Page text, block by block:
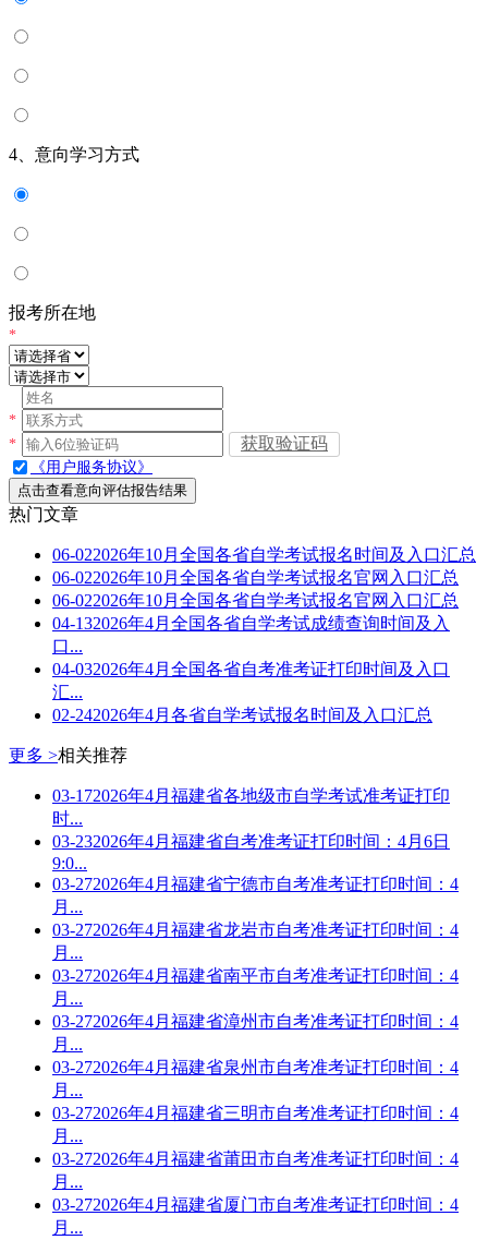
4、意向学习方式
报考所在地
*
*
*
获取验证码
《用户服务协议》
点击查看意向评估报告结果
热门文章
06-022026年10月全国各省自学考试报名时间及入口汇总
06-022026年10月全国各省自学考试报名官网入口汇总
06-022026年10月全国各省自学考试报名官网入口汇总
04-132026年4月全国各省自学考试成绩查询时间及入
口...
04-032026年4月全国各省自考准考证打印时间及入口
汇...
02-242026年4月各省自学考试报名时间及入口汇总
更多 >相关推荐
03-172026年4月福建省各地级市自学考试准考证打印
时...
03-232026年4月福建省自考准考证打印时间：4月6日
9:0...
03-272026年4月福建省宁德市自考准考证打印时间：4
月...
03-272026年4月福建省龙岩市自考准考证打印时间：4
月...
03-272026年4月福建省南平市自考准考证打印时间：4
月...
03-272026年4月福建省漳州市自考准考证打印时间：4
月...
03-272026年4月福建省泉州市自考准考证打印时间：4
月...
03-272026年4月福建省三明市自考准考证打印时间：4
月...
03-272026年4月福建省莆田市自考准考证打印时间：4
月...
03-272026年4月福建省厦门市自考准考证打印时间：4
月...